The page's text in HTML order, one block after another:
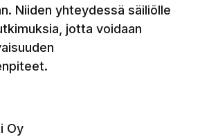
Niiden yhteydessä säiliölle
jotta voidaan
Oy